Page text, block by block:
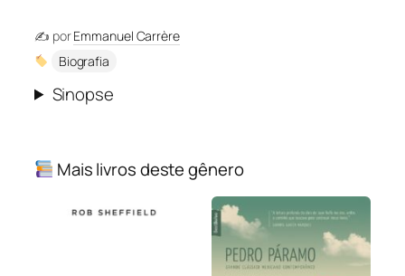
✍️ porEmmanuel Carrère
Biografia
Sinopse
Mais livros deste gênero